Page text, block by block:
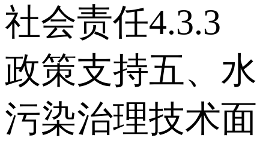
社会责任 4.3.3
政策支持 五、水
污染治理技术面